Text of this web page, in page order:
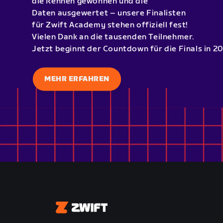
Daten ausgewertet – unsere Finalisten
für Zwift Academy stehen offiziell fest!
Vielen Dank an die tausenden Teilnehmer.
Jetzt beginnt der Countdown für die Finals in
MEHR ERFAHREN
Zwift